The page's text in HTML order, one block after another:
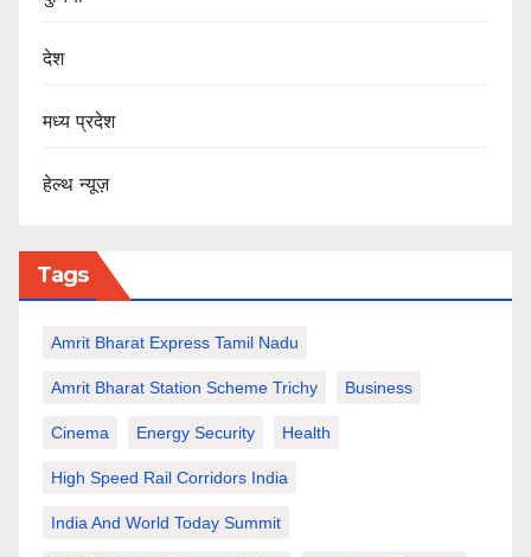
देश
मध्य प्रदेश
हेल्थ न्यूज़
Tags
Amrit Bharat Express Tamil Nadu
Amrit Bharat Station Scheme Trichy Business
Cinema Energy Security Health
High Speed Rail Corridors India
India And World Today Summit